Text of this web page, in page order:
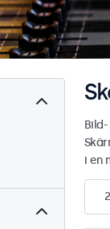
i en
2